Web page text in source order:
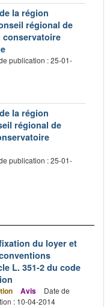
la région
régional de
conservatoire
publication : 25-01-
la région
régional de
publication : 25-01-
du loyer et
L. 351-2 du code
Avis
Date de
: 10-04-2014